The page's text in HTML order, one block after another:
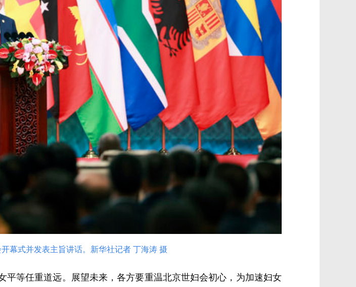
幕式并发表主旨讲话。新华社记者 丁海涛 摄
等任重道远。展望未来，各方要重温北京世妇会初心，为加速妇女